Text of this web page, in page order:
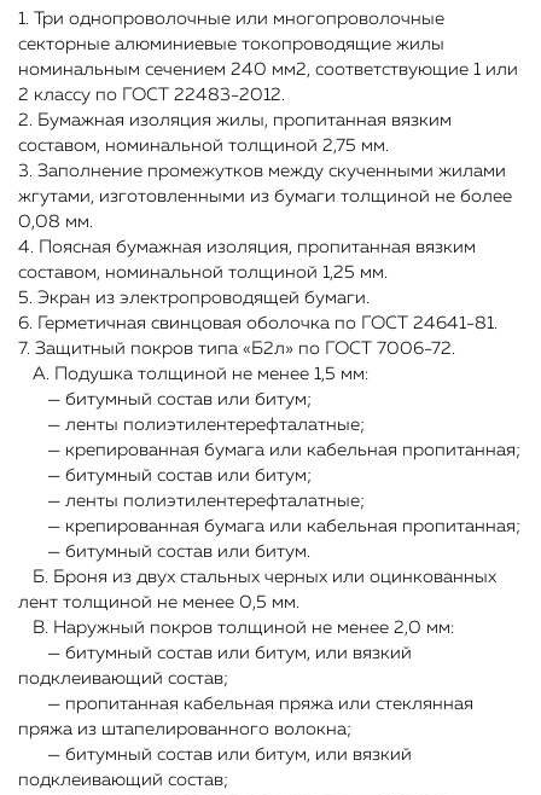
1. Три однопроволочные или многопроволочные
секторные алюминиевые токопроводящие жилы
номинальным сечением 240 мм2, соответствующие 1 или
2 классу по ГОСТ 22483-2012.
2. Бумажная изоляция жилы, пропитанная вязким
составом, номинальной толщиной 2,75 мм.
3. Заполнение промежутков между скученными жилами
жгутами, изготовленными из бумаги толщиной не более
0,08 мм.
4. Поясная бумажная изоляция, пропитанная вязким
составом, номинальной толщиной 1,25 мм.
5. Экран из электропроводящей бумаги.
6. Герметичная свинцовая оболочка по ГОСТ 24641-81.
7. Защитный покров типа «Б2л» по ГОСТ 7006-72.
А. Подушка толщиной не менее 1,5 мм:
— битумный состав или битум;
— ленты полиэтилентерефталатные;
— крепированная бумага или кабельная пропитанная;
— битумный состав или битум;
— ленты полиэтилентерефталатные;
— крепированная бумага или кабельная пропитанная;
— битумный состав или битум.
Б. Броня из двух стальных черных или оцинкованных
лент толщиной не менее 0,5 мм.
В. Наружный покров толщиной не менее 2,0 мм:
— битумный состав или битум, или вязкий
подклеивающий состав;
— пропитанная кабельная пряжа или стеклянная
пряжа из штапелированного волокна;
— битумный состав или битум, или вязкий
подклеивающий состав;